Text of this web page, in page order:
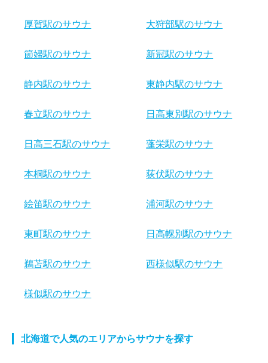
厚賀駅のサウナ 大狩部駅のサウナ
節婦駅のサウナ 新冠駅のサウナ
静内駅のサウナ 東静内駅のサウナ
春立駅のサウナ 日高東別駅のサウナ
日高三石駅のサウナ 蓬栄駅のサウナ
本桐駅のサウナ 荻伏駅のサウナ
絵笛駅のサウナ 浦河駅のサウナ
東町駅のサウナ 日高幌別駅のサウナ
鵜苫駅のサウナ 西様似駅のサウナ
様似駅のサウナ
北海道で人気のエリアからサウナを探す